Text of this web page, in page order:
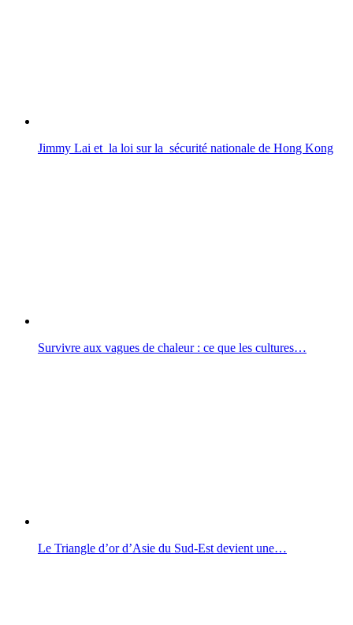
Jimmy Lai et la loi sur la sécurité nationale de Hong Kong
Survivre aux vagues de chaleur : ce que les cultures…
Le Triangle d’or d’Asie du Sud-Est devient une…